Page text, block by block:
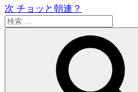
次 チョッと朝連？
検
索: